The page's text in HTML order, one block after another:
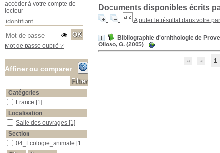
Documents disponibles écrits
Ajouter le résultat dans votre
Bibliographie d'ornithologie de
Olioso, G. (2005)
1
accéder à votre compte de
lecteur
Mot de passe oublié ?
Affiner ou comparer
Catégories
FranceFrance [1]
Localisation
Salle des ouvrages
Salle des ouvrages [1]
Section
04_Ecologie_animale
04_Ecologie_animale [1]